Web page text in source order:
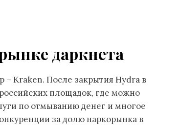
даркнета
– Kraken. После закрытия Hydra в
площадок, где можно
по отмыванию денег и многое
за долю наркорынка в